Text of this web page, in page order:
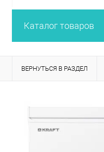
Каталог товаров
ВЕРНУТЬСЯ В РАЗДЕЛ